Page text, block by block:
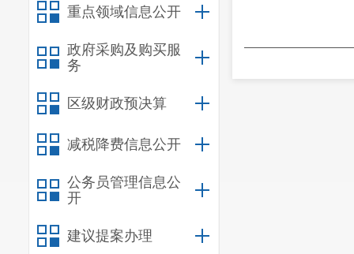
重点领域信息公开
政府采购及购买服
务
区级财政预决算
减税降费信息公开
公务员管理信息公
开
建议提案办理